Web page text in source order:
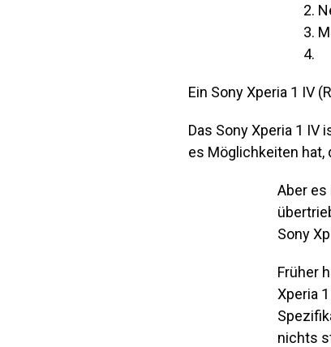
Ein Sony Xperia 1 IV
Das Sony Xperia 1
es Möglichkeiten hat,
Aber
Sony
Früher
Xperia
nichts